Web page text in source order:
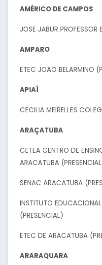
AMÉRICO DE CAMPOS
JOSE JABUR PROFESSOR
AMPARO
ETEC JOAO BELARMINO
APIAÍ
CECILIA MEIRELLES
ARAÇATUBA
CETEA CENTRO DE
ARACATUBA
SENAC ARACATUBA
INSTITUTO
(PRESENCIAL)
ETEC DE ARACATUBA
ARARAQUARA